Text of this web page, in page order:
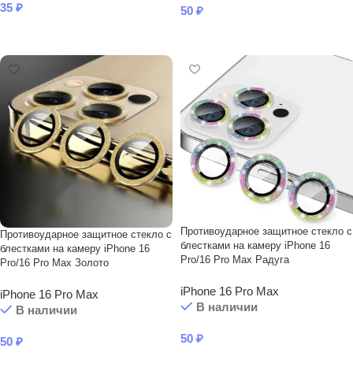
35 ₽ 50 ₽
Противоударное защитное стекло с
блестками на камеру iPhone 16
Pro/16 Pro Max Золото
iPhone 16 Pro Max
В наличии
50 ₽
Противоударное защитное стекло с
блестками на камеру iPhone 16
Pro/16 Pro Max Радуга
iPhone 16 Pro Max
В наличии
50 ₽